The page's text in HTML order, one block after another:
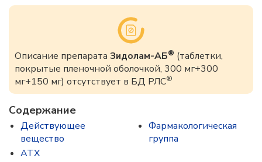
Описание препарата Зидолам-АБ® (таблетки,
покрытые пленочной оболочкой, 300 мг+300
мг+150 мг) отсутствует в БД РЛС®
Содержание
Действующее
вещество
ATX
Фармакологическая
группа